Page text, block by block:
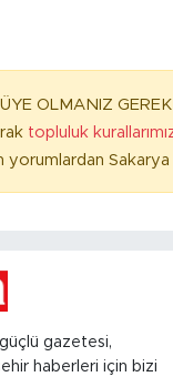
OLMANIZ
topluluk
yorumlardan
gazetesi,
haberleri için bizi